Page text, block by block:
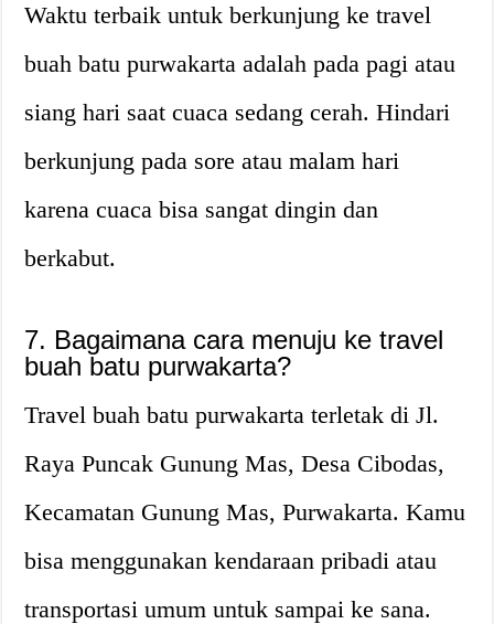
Waktu terbaik untuk berkunjung ke travel
buah batu purwakarta adalah pada pagi atau
siang hari saat cuaca sedang cerah. Hindari
berkunjung pada sore atau malam hari
karena cuaca bisa sangat dingin dan
berkabut.
7. Bagaimana cara menuju ke travel
buah batu purwakarta?
Travel buah batu purwakarta terletak di Jl.
Raya Puncak Gunung Mas, Desa Cibodas,
Kecamatan Gunung Mas, Purwakarta. Kamu
bisa menggunakan kendaraan pribadi atau
transportasi umum untuk sampai ke sana.